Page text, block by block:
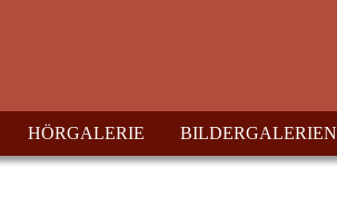
HÖRGALERIE BILDERGALERIEN